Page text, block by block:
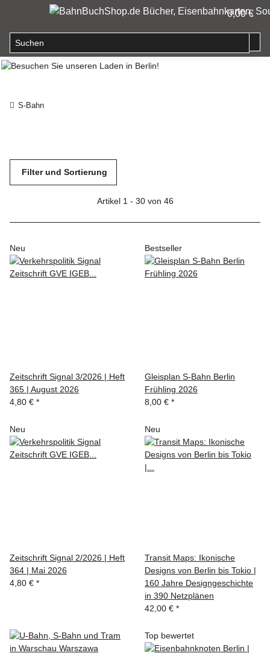
0,00 €
S-Bahn
Filter und Sortierung
Artikel 1 - 30 von 46
Neu
Zeitschrift Signal 3/2026 | Heft
365 | August 2026
4,80 € *
Bestseller
Gleisplan S-Bahn Berlin
Frühling 2026
8,00 € *
Neu
Zeitschrift Signal 2/2026 | Heft
364 | Mai 2026
4,80 € *
Neu
Transit Maps: Ikonische
Designs von Berlin bis Tokio |
160 Jahre Designgeschichte
in 390 Netzplänen
42,00 € *
Top bewertet